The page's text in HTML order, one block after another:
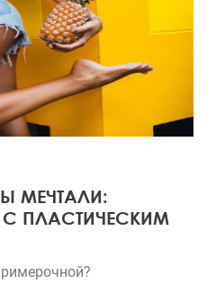
МЕЧТАЛИ:
С ПЛАСТИЧЕСКИМ